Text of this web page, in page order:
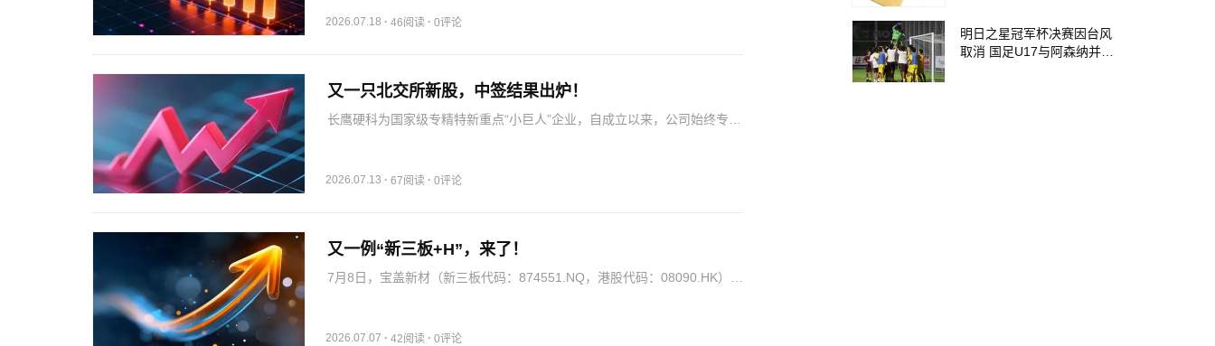
1500万—…
2026.07.18 · 46阅读 · 0评论
又一只北交所新股，中签结果出炉！
长鹰硬科为国家级专精特新重点“小巨人”企业，自成立以来，公司始终专注
金、切削工具…
2026.07.13 · 67阅读 · 0评论
又一例“新三板+H”，来了！
7月8日，宝盖新材（新三板代码：874551.NQ，港股代码：08090.HK）将
2026.07.07 · 42阅读 · 0评论
明日之星冠军杯决赛因台风
取消 国足U17与阿森纳并列